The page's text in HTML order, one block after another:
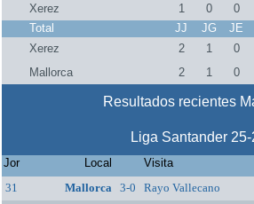
Xerez
1 0 0
Total
JJ JG JE
Xerez
2 1 0
Mallorca
2 1 0
Resultados recientes
Liga Santander
Jor Local Visita
31
Mallorca 3-0 Rayo Vallecano